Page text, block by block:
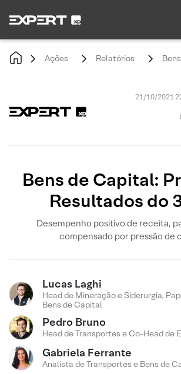
Ações Relatórios
21/10/2021
Bens de Capital:
Resultados do
Desempenho positivo de receita,
compensado por pressão de
Lucas Laghi
Head de Mineração e Siderurgia,
Bens de Capital
Pedro Bruno
Head de Transportes e Co-Head de
Gabriela Ferrante
Analista de Transportes e Bens de